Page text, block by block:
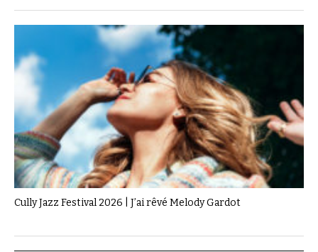
Cully Jazz Festival 2026 | J’ai rêvé Melody Gardot